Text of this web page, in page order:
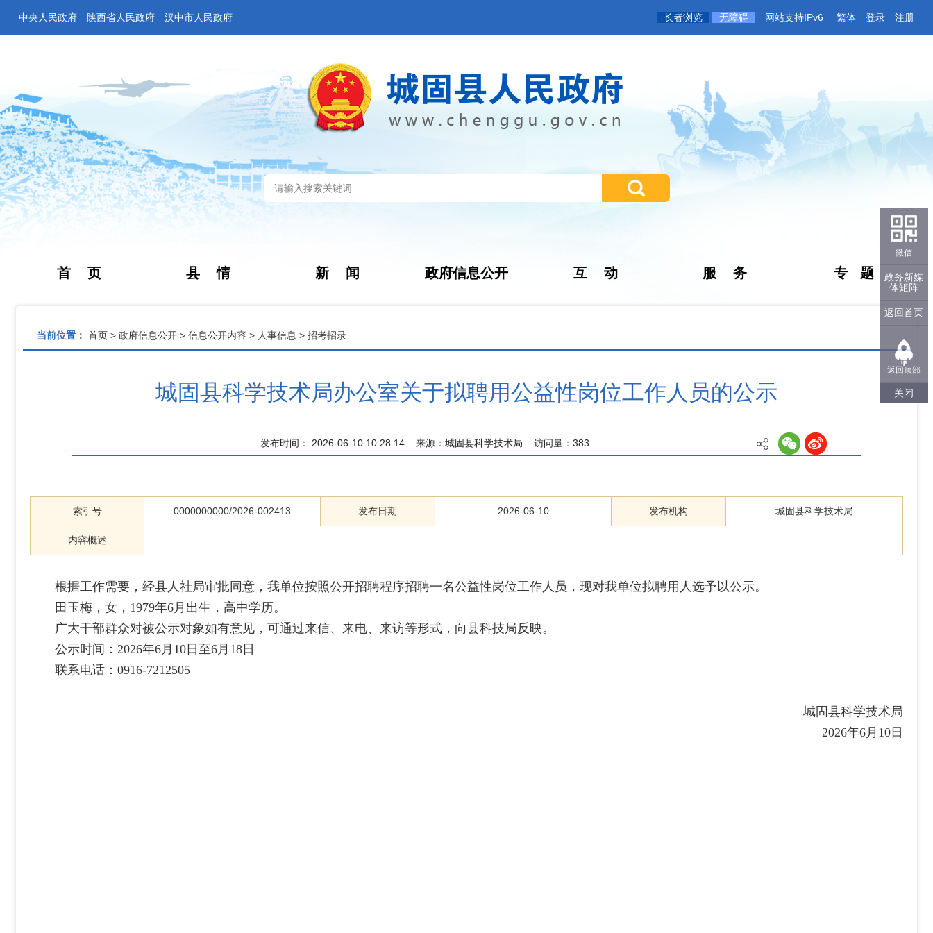
中央人民政府 陕西省人民政府 汉中市人民政府 长者浏览 无障碍 网站支持IPv6 繁体 登录 注册
首 页 县 情 新 闻 政府信息公开 互 动 服 务 专 题
当前位置： 首页 > 政府信息公开 > 信息公开内容 > 人事信息 > 招考招录
城固县科学技术局办公室关于拟聘用公益性岗位工作人员的公示
发布时间： 2026-06-10 10:28:14 来源： 城固县科学技术局 访问量： 383
索引号 0000000000/2026-002413 发布日期 2026-06-10 发布机构 城固县科学技术局
内容概述
根据工作需要，经县人社局审批同意，我单位按照公开招聘程序招聘一名公益性岗位工作人员，现对我单位拟聘用人选予以公示。
田玉梅 ，女， 1979年6月出生， 高中学历。
广大干部群众对被公示对象如有意见，可通过来信、来电、来访等形式，向县科技局反映。
公示时间： 2026年6月 10 日至6月 18 日
联系电话： 0916-7212505
城固县科学技术局
2026年6月10日
微信
政务新媒
体矩阵
返回首页
返回顶部
关闭